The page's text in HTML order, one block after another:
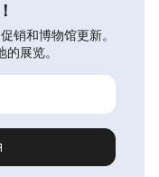
销和博物馆更新。
展览。